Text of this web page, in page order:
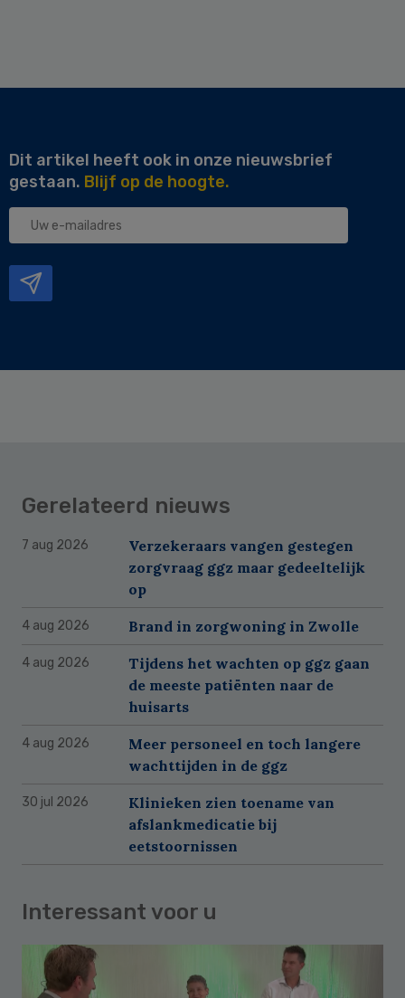
Dit artikel heeft ook in onze nieuwsbrief
gestaan. Blijf op de hoogte.
Uw
Gerelateerd nieuws
7 aug 2026
Verzekeraars vangen gestegen
zorgvraag ggz maar gedeeltelijk
op
4 aug 2026 Brand in zorgwoning in Zwolle
4 aug 2026
Tijdens het wachten op ggz gaan
de meeste patiënten naar de
huisarts
4 aug 2026
Meer personeel en toch langere
wachttijden in de ggz
30 jul 2026
Klinieken zien toename van
afslankmedicatie bij
eetstoornissen
Interessant voor u